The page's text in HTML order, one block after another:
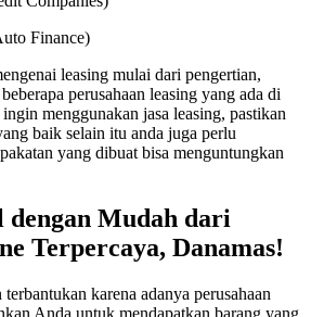
Finance)
leasing mulai dari pengertian,
perusahaan leasing yang ada di
menggunakan jasa leasing, pastikan
baik selain itu anda juga perlu
yang dibuat bisa menguntungkan
dengan Mudah dari
Terpercaya, Danamas!
karena adanya perusahaan
Anda untuk mendapatkan barang yang